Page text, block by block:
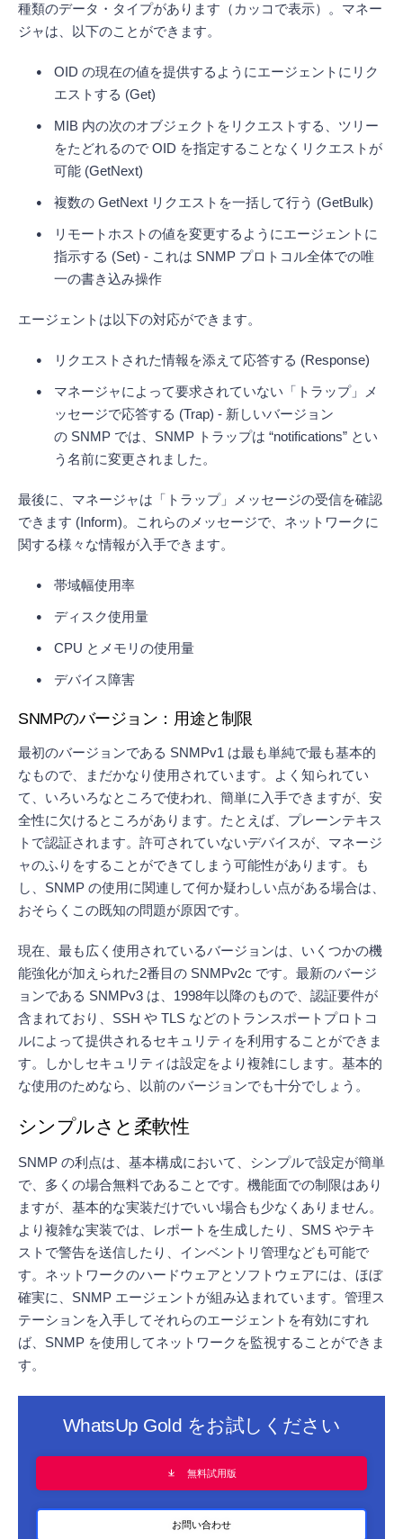
種類のデータ・タイプがあります（カッコで表示）。マネー
ジャは、以下のことができます。
OID の現在の値を提供するようにエージェントにリク
エストする (Get)
MIB 内の次のオブジェクトをリクエストする、ツリー
をたどれるので OID を指定することなくリクエストが
可能 (GetNext)
複数の GetNext リクエストを一括して行う (GetBulk)
リモートホストの値を変更するようにエージェントに
指示する (Set) - これは SNMP プロトコル全体での唯
一の書き込み操作
エージェントは以下の対応ができます。
リクエストされた情報を添えて応答する (Response)
マネージャによって要求されていない「トラップ」メ
ッセージで応答する (Trap) - 新しいバージョン
の SNMP では、SNMP トラップは “notifications” とい
う名前に変更されました。
最後に、マネージャは「トラップ」メッセージの受信を確認
できます (Inform)。これらのメッセージで、ネットワークに
関する様々な情報が入手できます。
帯域幅使用率
ディスク使用量
CPU とメモリの使用量
デバイス障害
SNMPのバージョン：用途と制限
最初のバージョンである SNMPv1 は最も単純で最も基本的
なもので、まだかなり使用されています。よく知られてい
て、いろいろなところで使われ、簡単に入手できますが、安
全性に欠けるところがあります。たとえば、プレーンテキス
トで認証されます。許可されていないデバイスが、マネージ
ャのふりをすることができてしまう可能性があります。も
し、SNMP の使用に関連して何か疑わしい点がある場合は、
おそらくこの既知の問題が原因です。
現在、最も広く使用されているバージョンは、いくつかの機
能強化が加えられた2番目の SNMPv2c です。最新のバージ
ョンである SNMPv3 は、1998年以降のもので、認証要件が
含まれており、SSH や TLS などのトランスポートプロトコ
ルによって提供されるセキュリティを利用することができま
す。しかしセキュリティは設定をより複雑にします。基本的
な使用のためなら、以前のバージョンでも十分でしょう。
シンプルさと柔軟性
SNMP の利点は、基本構成において、シンプルで設定が簡単
で、多くの場合無料であることです。機能面での制限はあり
ますが、基本的な実装だけでいい場合も少なくありません。
より複雑な実装では、レポートを生成したり、SMS やテキ
ストで警告を送信したり、インベントリ管理なども可能で
す。ネットワークのハードウェアとソフトウェアには、ほぼ
確実に、SNMP エージェントが組み込まれています。管理ス
テーションを入手してそれらのエージェントを有効にすれ
ば、SNMP を使用してネットワークを監視することができま
す。
WhatsUp Gold をお試しください
無料試用版
お問い合わせ